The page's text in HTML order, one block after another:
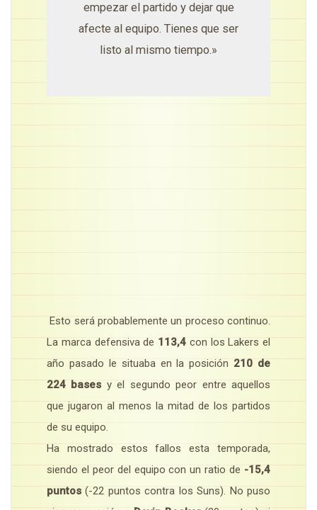
empezar el partido y dejar que
afecte al equipo. Tienes que ser
listo al mismo tiempo.»
Esto será probablemente un proceso continuo.
La marca defensiva de 113,4 con los Lakers el
año pasado le situaba en la posición 210 de
224 bases y el segundo peor entre aquellos
que jugaron al menos la mitad de los partidos
de su equipo.
Ha mostrado estos fallos esta temporada,
siendo el peor del equipo con un ratio de -15,4
puntos (-22 puntos contra los Suns). No puso